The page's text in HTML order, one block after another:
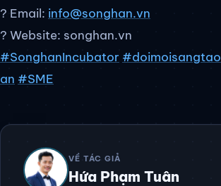
? Email: info@songhan.vn
? Website: songhan.vn
#SonghanIncubator #doimoisangtao
an #SME
VỀ TÁC GIẢ
Hứa Phạm Tuân